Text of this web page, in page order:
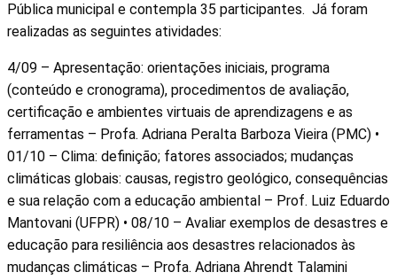
Pública municipal e contempla 35 participantes. Já foram
realizadas as seguintes atividades:
4/09 – Apresentação: orientações iniciais, programa
(conteúdo e cronograma), procedimentos de avaliação,
certificação e ambientes virtuais de aprendizagens e as
ferramentas – Profa. Adriana Peralta Barboza Vieira (PMC) •
01/10 – Clima: definição; fatores associados; mudanças
climáticas globais: causas, registro geológico, consequências
e sua relação com a educação ambiental – Prof. Luiz Eduardo
Mantovani (UFPR) • 08/10 – Avaliar exemplos de desastres e
educação para resiliência aos desastres relacionados às
mudanças climáticas – Profa. Adriana Ahrendt Talamini